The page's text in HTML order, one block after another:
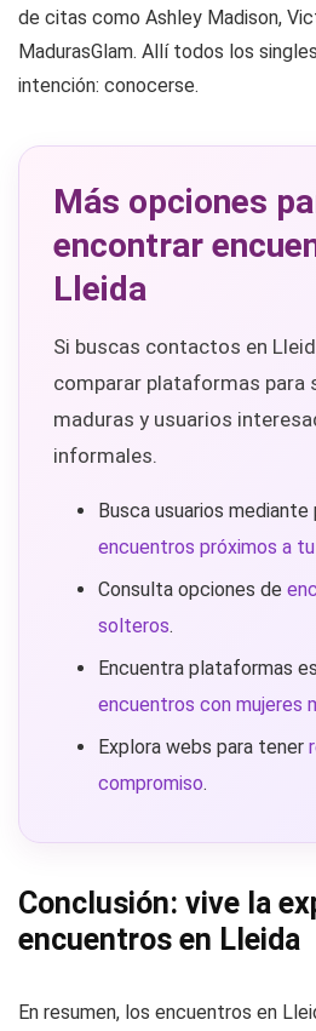
de citas como Ashley Madison,
MadurasGlam. Allí todos los
intención: conocerse.
Más opciones
encontrar
Lleida
Si buscas contactos en
comparar plataformas para
maduras y usuarios
informales.
Busca usuarios mediante
encuentros próximos a
Consulta opciones de
solteros.
Encuentra plataformas
encuentros con mujeres
Explora webs para tener
compromiso.
Conclusión: vive la
encuentros en Lleida
En resumen, los encuentros en